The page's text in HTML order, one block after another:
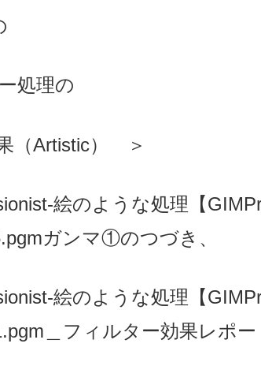
処理の
（Artistic） ＞
絵のような処理 【
ガンマ①のつづき、
絵のような処理【
＿フィルター効果レポー